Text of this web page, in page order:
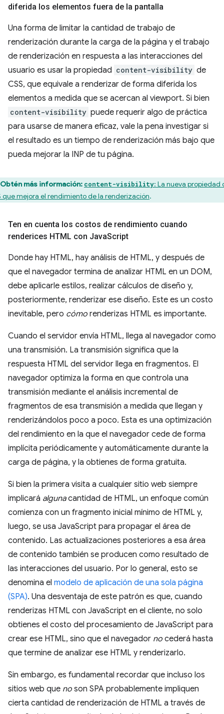
diferida los elementos fuera de la pantalla
Una forma de limitar la cantidad de trabajo de
renderización durante la carga de la página y el trabajo
de renderización en respuesta a las interacciones del
usuario es usar la propiedad content-visibility de
CSS, que equivale a renderizar de forma diferida los
elementos a medida que se acercan al viewport. Si bien
content-visibility puede requerir algo de práctica
para usarse de manera eficaz, vale la pena investigar si
el resultado es un tiempo de renderización más bajo que
pueda mejorar la INP de tu página.
Obtén más información: content-visibility: La nueva propiedad
que mejora el rendimiento de la renderización.
Ten en cuenta los costos de rendimiento cuando
renderices HTML con JavaScript
Donde hay HTML, hay análisis de HTML, y después de
que el navegador termina de analizar HTML en un DOM,
debe aplicarle estilos, realizar cálculos de diseño y,
posteriormente, renderizar ese diseño. Este es un costo
inevitable, pero cómo renderizas HTML es importante.
Cuando el servidor envía HTML, llega al navegador como
una transmisión. La transmisión significa que la
respuesta HTML del servidor llega en fragmentos. El
navegador optimiza la forma en que controla una
transmisión mediante el análisis incremental de
fragmentos de esa transmisión a medida que llegan y
renderizándolos poco a poco. Esta es una optimización
del rendimiento en la que el navegador cede de forma
implícita periódicamente y automáticamente durante la
carga de página, y la obtienes de forma gratuita.
Si bien la primera visita a cualquier sitio web siempre
implicará algunacantidad de HTML, un enfoque común
comienza con un fragmento inicial mínimo de HTML y,
luego, se usa JavaScript para propagar el área de
contenido. Las actualizaciones posteriores a esa área
de contenido también se producen como resultado de
las interacciones del usuario. Por lo general, esto se
denomina el modelo de aplicación de una sola página
(SPA). Una desventaja de este patrón es que, cuando
renderizas HTML con JavaScript en el cliente, no solo
obtienes el costo del procesamiento de JavaScript para
crear ese HTML, sino que el navegador no cederá hasta
que termine de analizar ese HTML y renderizarlo.
Sin embargo, es fundamental recordar que incluso los
sitios web que no son SPA probablemente impliquen
cierta cantidad de renderización de HTML a través de